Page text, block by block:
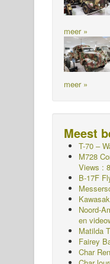
meer »
meer »
Meest
T-70 –
M728
Views :
B-17F
Noord-
en
Matilda
Fairey
Char